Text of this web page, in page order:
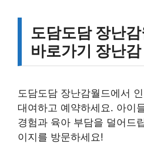
도담도담 장난
바로가기 장난
도담도담 장난감월드에서
대여하고 예약하세요. 아이
경험과 육아 부담을 덜어드
이지를 방문하세요!